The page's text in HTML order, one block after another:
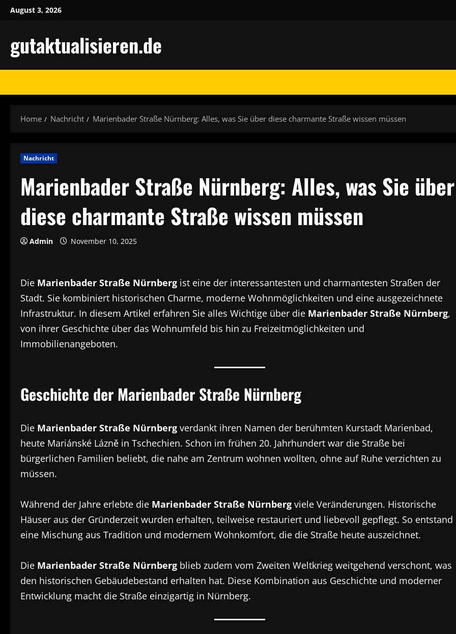
SkipAugust 3, 2026
gutaktualisieren.de
Home Nachricht Marienbader Straße Nürnberg: Alles, was Sie über diese charmante Straße wissen müssen
Nachricht
Marienbader Straße Nürnberg: Alles, was Sie über
diese charmante Straße wissen müssen
Admin November 10, 2025
Die Marienbader Straße Nürnberg ist eine der interessantesten und charmantesten Straßen der
Stadt. Sie kombiniert historischen Charme, moderne Wohnmöglichkeiten und eine ausgezeichnete
Infrastruktur. In diesem Artikel erfahren Sie alles Wichtige über die Marienbader Straße Nürnberg,
von ihrer Geschichte über das Wohnumfeld bis hin zu Freizeitmöglichkeiten und
Immobilienangeboten.
Geschichte der Marienbader Straße Nürnberg
Die Marienbader Straße Nürnberg verdankt ihren Namen der berühmten Kurstadt Marienbad,
heute Mariánské Lázně in Tschechien. Schon im frühen 20. Jahrhundert war die Straße bei
bürgerlichen Familien beliebt, die nahe am Zentrum wohnen wollten, ohne auf Ruhe verzichten zu
müssen.
Während der Jahre erlebte die Marienbader Straße Nürnberg viele Veränderungen. Historische
Häuser aus der Gründerzeit wurden erhalten, teilweise restauriert und liebevoll gepflegt. So entstand
eine Mischung aus Tradition und modernem Wohnkomfort, die die Straße heute auszeichnet.
Die Marienbader Straße Nürnberg blieb zudem vom Zweiten Weltkrieg weitgehend verschont, was
den historischen Gebäudebestand erhalten hat. Diese Kombination aus Geschichte und moderner
Entwicklung macht die Straße einzigartig in Nürnberg.